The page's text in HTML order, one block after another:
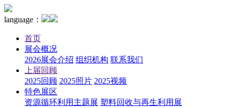
language：
首页
展会概况
2026展会介绍 组织机构 联系我们
上届回顾
2025回顾 2025照片 2025视频
特色展区
资源循环利用主题展 塑料回收与再生利用展